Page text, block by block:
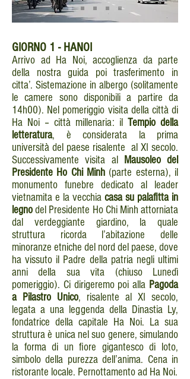
GIORNO 1 - HANOI
Arrivo ad Ha Noi, accoglienza da parte
della nostra guida poi trasferimento in
citta’. Sistemazione in albergo (solitamente
le camere sono disponibili a partire da
14h00). Nel pomeriggio visita della città di
Ha Noi – città millenaria: il Tempio della
letteratura, è considerata la prima
università del paese risalente al XI secolo.
Successivamente visita al
Mausoleo del
Presidente Ho Chi Minh (parte esterna), il
monumento funebre dedicato al leader
vietnamita e la vecchia casa su palafitta in
legnodel Presidente Ho Chi Minh attorniata
dal verdeggiante giardino, la quale
struttura ricorda l’abitazione delle
minoranze etniche del nord del paese, dove
ha vissuto il Padre della patria negli ultimi
anni della sua vita (chiuso Lunedì
pomeriggio). Ci dirigeremo poi alla Pagoda
a Pilastro Unico, risalente al XI secolo,
legata a una leggenda della Dinastia Ly,
fondatrice della capitale Ha Noi. La sua
struttura è unica nel suo genere, simulando
la forma di un fiore gigantesco di loto,
simbolo della purezza dell’anima. Cena in
ristorante locale. Pernottamento ad Ha Noi.